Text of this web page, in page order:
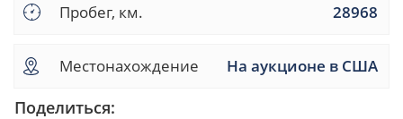
Пробег, км. 28968
Местонахождение На аукционе в США
Поделиться: